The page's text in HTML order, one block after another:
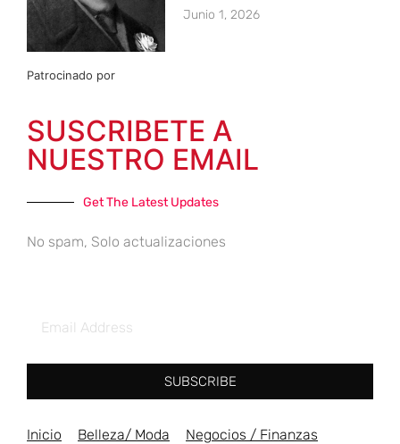
Junio 1, 2026
Patrocinado por
SUSCRIBETE A
NUESTRO EMAIL
Get The Latest Updates
No spam, Solo actualizaciones
SUBSCRIBE
Inicio Belleza/ Moda Negocios / Finanzas